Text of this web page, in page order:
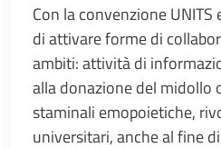
Con la convenzione
di attivare forme di
ambiti: attività di
alla donazione del midollo
staminali emopoietiche,
universitari, anche al fine